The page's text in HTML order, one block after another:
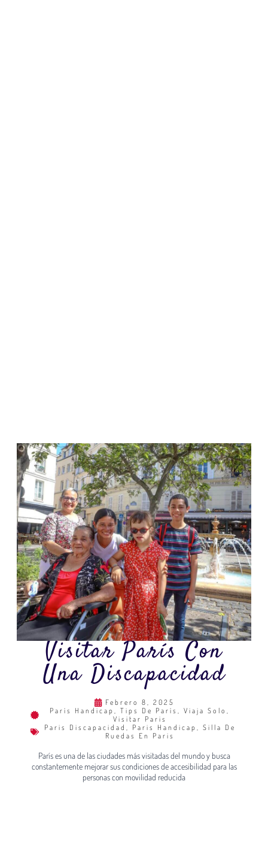
Visitar París Con
Una Discapacidad
Febrero 8, 2025
París Handicap
Tips De París Viaja Solo
Visitar Paris
Paris Discapacidad
Paris Handicap
Silla De
Ruedas En Paris
París es una de las ciudades más visitadas del mundo y busca
constantemente mejorar sus condiciones de accesibilidad para las
personas con movilidad reducida